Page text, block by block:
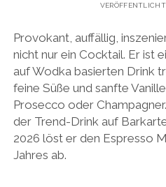
Provokant, auffällig,
nicht nur ein Cocktail. Er ist
auf Wodka basierten Drink
feine Süße und sanfte
Prosecco oder
der Trend-Drink auf
2026 löst er den Espresso
Jahres ab.